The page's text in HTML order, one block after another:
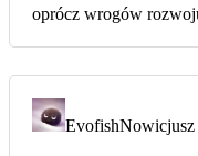
oprócz wrogów
EvofishNowicjusz